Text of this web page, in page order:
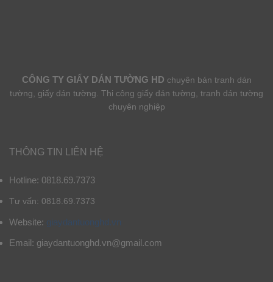
CÔNG TY GIẤY DÁN TƯỜNG HD chuyên bán tranh dán
tường, giấy dán tường. Thi công giấy dán tường, tranh dán tường
chuyên nghiệp
THÔNG TIN LIÊN HỆ
Hotline: 0818.69.7373
Tư vấn: 0818.69.7373
Website: giaydantuonghd.vn
Email: giaydantuonghd.vn@gmail.com